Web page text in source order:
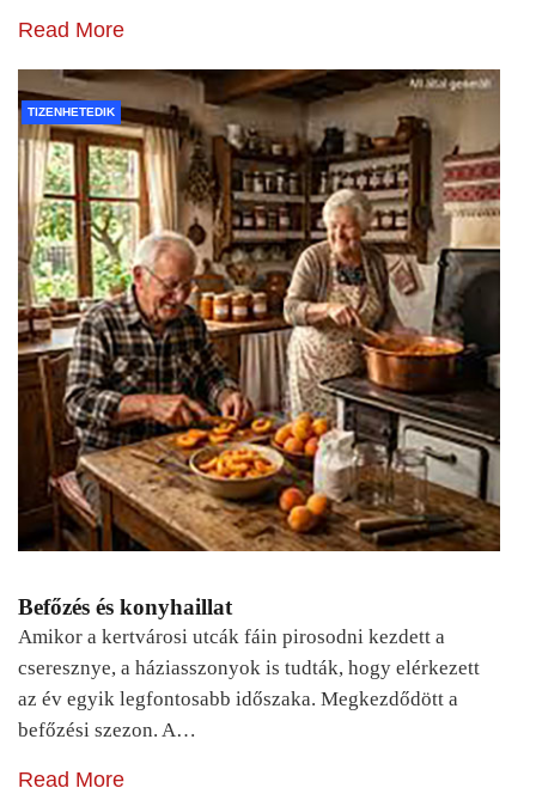
Read More
TIZENHETEDIK
Befőzés és konyhaillat
Amikor a kertvárosi utcák fáin pirosodni kezdett a
cseresznye, a háziasszonyok is tudták, hogy elérkezett
az év egyik legfontosabb időszaka. Megkezdődött a
befőzési szezon. A…
Read More